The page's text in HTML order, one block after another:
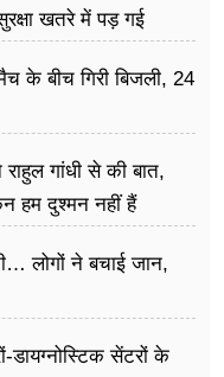
खतरे में पड़ गई
के बीच गिरी बिजली, 24
गांधी से की बात,
हम दुश्मन नहीं हैं
लोगों ने बचाई जान,
डायग्नोस्टिक सेंटरों के